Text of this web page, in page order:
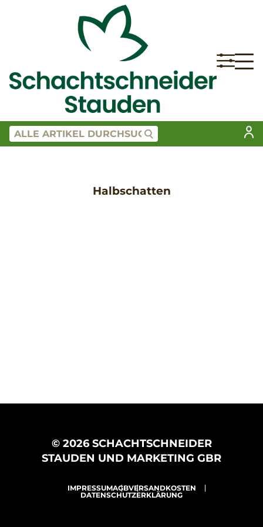
Halbschatten
© 2026 SCHACHTSCHNEIDER
STAUDEN UND MARKETING GBR
IMPRESSUMAGBVERSANDKOSTEN
DATENSCHUTZERKLÄRUNG